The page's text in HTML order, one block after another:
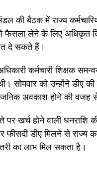
की बैठक में राज्य
फैसला लेने के लिए अधिकृत
दे सकते हैं।
कर्मचारी शिक्षक
सोमवार को उन्होंने डीए
अवकाश होने की वजह
पर खर्च होने वाली
फीसदी डीए मिलने से राज्य
का लाभ मिल सकता है।